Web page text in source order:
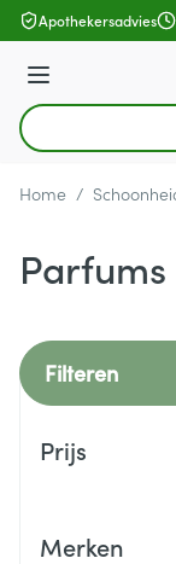
Ga naar de inhoud
Apothekersadvies
Menu
Product, merk,
Home /
Filteren
Prijs
Merken